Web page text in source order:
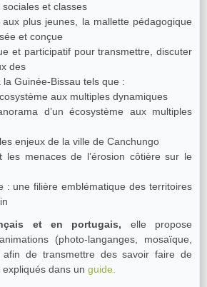
et classes
aux plus jeunes, la mallette pédagogique
et conçue
et participatif pour transmettre, discuter
des
Guinée-Bissau tels que :
aux multiples dynamiques
d’un écosystème aux multiples
enjeux de la ville de Canchungo
les menaces de l’érosion côtière sur le
: une filière emblématique des territoires
et en portugais, elle propose
(photo-langanges, mosaïque,
de transmettre des savoir faire de
dans un guide.